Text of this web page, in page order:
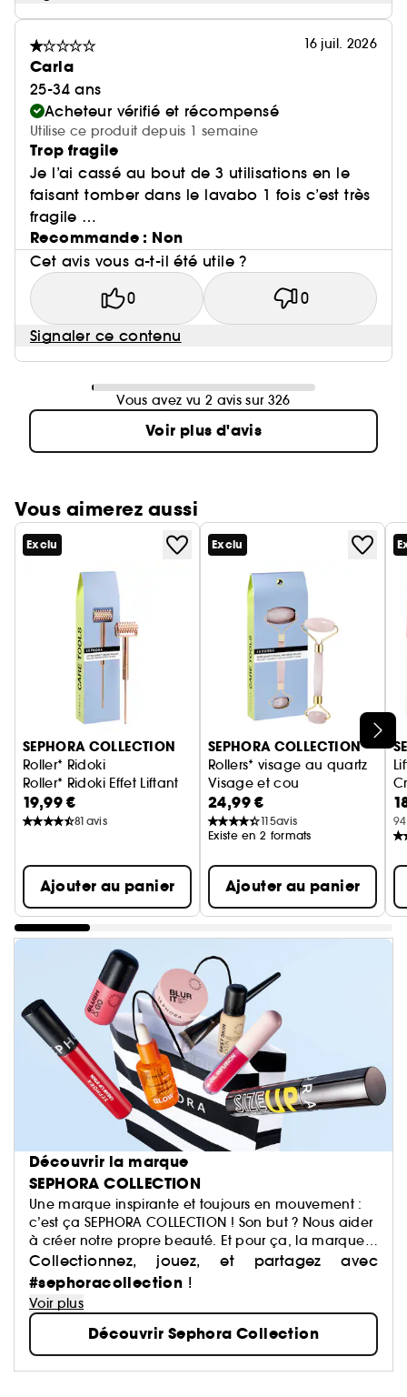
16 juil. 2026
Carla
25-34 ans
Acheteur vérifié et récompensé
Utilise ce produit depuis 1 semaine
Trop fragile
Je l’ai cassé au bout de 3 utilisations en le
faisant tomber dans le lavabo 1 fois c’est très
fragile …
Recommande : Non
Cet avis vous a-t-il été utile ?
0 0
Signaler ce contenu
Vous avez vu 2 avis sur 326
Voir plus d'avis
Vous aimerez aussi
Ignorer le carrousel produits
Exclu
SEPHORA COLLECTION
Roller* Ridoki
Roller* Ridoki Effet Liftant
19,99 €
81 avis
Ajouter au panier
Exclu
SEPHORA COLLECTION
Rollers* visage au quartz
Visage et cou
24,99 €
115avis
Existe en 2 formats
Ajouter au panier
Découvrir la marque
SEPHORA COLLECTION
Une marque inspirante et toujours en mouvement :
c’est ça SEPHORA COLLECTION ! Son but ? Nous aider
à créer notre propre beauté. Et pour ça, la marque
a justement imaginé des centaines de produits : du
maquillage aux soins, du capillaire au parfum, du
bain aux compléments alimentaires,… Avec pour
mission de démocratiser une beauté performante.
Collectionnez, jouez, et partagez avec
#sephoracollection !
Voir plus
Découvrir Sephora Collection